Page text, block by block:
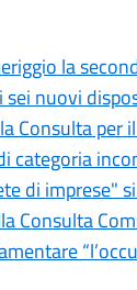
la
sei nuovi
Consulta per
categoria
di imprese"
Consulta